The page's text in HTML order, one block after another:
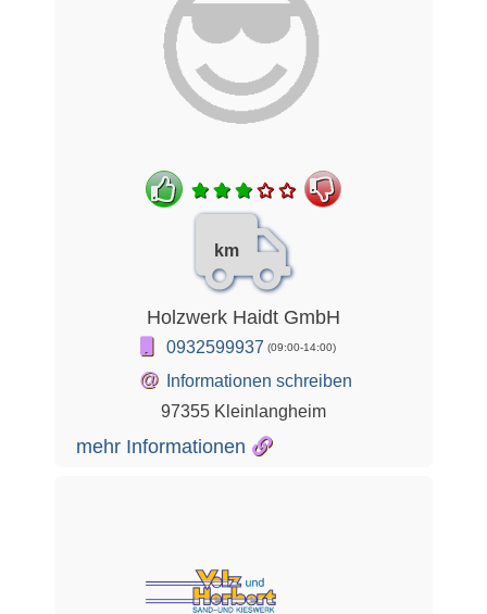
km
Holzwerk Haidt GmbH
0932599937 (09:00-14:00)
@
Informationen schreiben
97355 Kleinlangheim
mehr Informationen